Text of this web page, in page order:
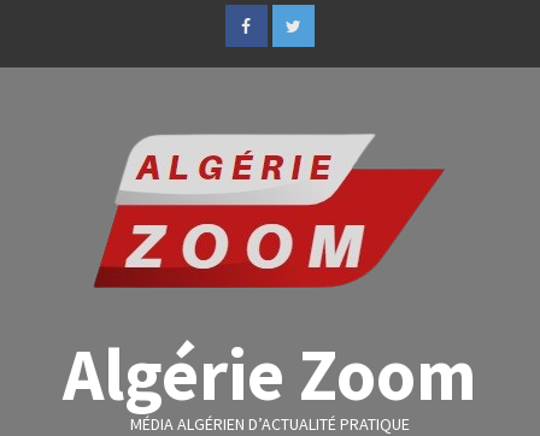
Algérie Zoom
MÉDIA ALGÉRIEN D’ACTUALITÉ PRATIQUE